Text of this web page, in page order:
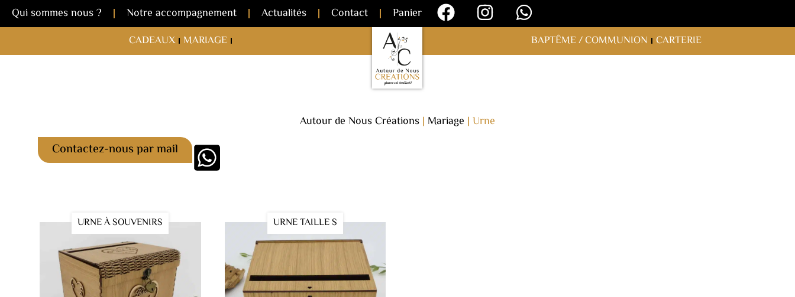
Qui sommes nous ? Notre accompagnement Actualités Contact Panier
CADEAUX MARIAGE BAPTÊME / COMMUNION CARTERIE
Autour de Nous Créations | Mariage | Urne
Contactez-nous par mail
URNE À SOUVENIRS URNE TAILLE S